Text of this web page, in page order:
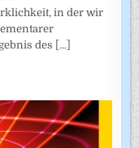
in der wir
des [...]